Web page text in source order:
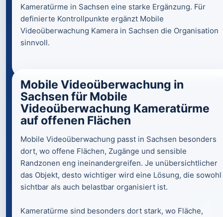
Kameratürme in Sachsen eine starke Ergänzung. Für
definierte Kontrollpunkte ergänzt Mobile
Videoüberwachung Kamera in Sachsen die Organisation
sinnvoll.
Mobile Videoüberwachung in
Sachsen für Mobile
Videoüberwachung Kameratürme
auf offenen Flächen
Mobile Videoüberwachung passt in Sachsen besonders
dort, wo offene Flächen, Zugänge und sensible
Randzonen eng ineinandergreifen. Je unübersichtlicher
das Objekt, desto wichtiger wird eine Lösung, die sowohl
sichtbar als auch belastbar organisiert ist.
Kameratürme sind besonders dort stark, wo Fläche,